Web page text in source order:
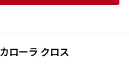
カローラ クロス